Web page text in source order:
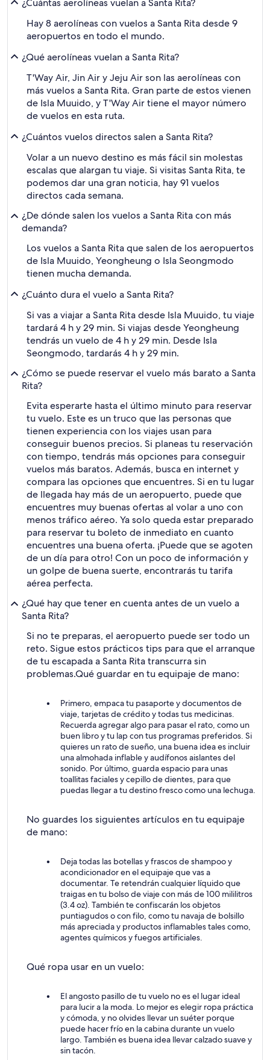
Hay 8 aerolíneas con vuelos a Santa Rita desde 9
aeropuertos en todo el mundo.
¿Qué aerolíneas vuelan a Santa Rita?
T'Way Air, Jin Air y Jeju Air son las aerolíneas con
más vuelos a Santa Rita. Gran parte de estos vienen
de Isla Muuido, y T'Way Air tiene el mayor número
de vuelos en esta ruta.
¿Cuántos vuelos directos salen a Santa Rita?
Volar a un nuevo destino es más fácil sin molestas
escalas que alargan tu viaje. Si visitas Santa Rita, te
podemos dar una gran noticia, hay 91 vuelos
directos cada semana.
¿De dónde salen los vuelos a Santa Rita con más
demanda?
Los vuelos a Santa Rita que salen de los aeropuertos
de Isla Muuido, Yeongheung o Isla Seongmodo
tienen mucha demanda.
¿Cuánto dura el vuelo a Santa Rita?
Si vas a viajar a Santa Rita desde Isla Muuido, tu viaje
tardará 4 h y 29 min. Si viajas desde Yeongheung
tendrás un vuelo de 4 h y 29 min. Desde Isla
Seongmodo, tardarás 4 h y 29 min.
¿Cómo se puede reservar el vuelo más barato a Santa
Rita?
Evita esperarte hasta el último minuto para reservar
tu vuelo. Este es un truco que las personas que
tienen experiencia con los viajes usan para
conseguir buenos precios. Si planeas tu reservación
con tiempo, tendrás más opciones para conseguir
vuelos más baratos. Además, busca en internet y
compara las opciones que encuentres. Si en tu lugar
de llegada hay más de un aeropuerto, puede que
encuentres muy buenas ofertas al volar a uno con
menos tráfico aéreo. Ya solo queda estar preparado
para reservar tu boleto de inmediato en cuanto
encuentres una buena oferta. ¡Puede que se agoten
de un día para otro! Con un poco de información y
un golpe de buena suerte, encontrarás tu tarifa
aérea perfecta.
¿Qué hay que tener en cuenta antes de un vuelo a
Santa Rita?
Si no te preparas, el aeropuerto puede ser todo un
reto. Sigue estos prácticos tips para que el arranque
de tu escapada a Santa Rita transcurra sin
problemas.Qué guardar en tu equipaje de mano:
Primero, empaca tu pasaporte y documentos de
viaje, tarjetas de crédito y todas tus medicinas.
Recuerda agregar algo para pasar el rato, como un
buen libro y tu lap con tus programas preferidos. Si
quieres un rato de sueño, una buena idea es incluir
una almohada inflable y audífonos aislantes del
sonido. Por último, guarda espacio para unas
toallitas faciales y cepillo de dientes, para que
puedas llegar a tu destino fresco como una lechuga.
No guardes los siguientes artículos en tu equipaje
de mano:
Deja todas las botellas y frascos de shampoo y
acondicionador en el equipaje que vas a
documentar. Te retendrán cualquier líquido que
traigas en tu bolso de viaje con más de 100 mililitros
(3.4 oz). También te confiscarán los objetos
puntiagudos o con filo, como tu navaja de bolsillo
más apreciada y productos inflamables tales como,
agentes químicos y fuegos artificiales.
Qué ropa usar en un vuelo:
El angosto pasillo de tu vuelo no es el lugar ideal
para lucir a la moda. Lo mejor es elegir ropa práctica
y cómoda, y no olvides llevar un suéter porque
puede hacer frío en la cabina durante un vuelo
largo. También es buena idea llevar calzado suave y
sin tacón.